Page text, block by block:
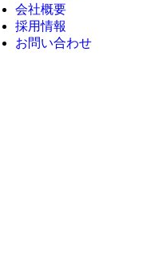
会社概要
採用情報
お問い合わせ